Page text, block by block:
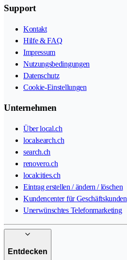
Support
Kontakt
Hilfe & FAQ
Impressum
Nutzungsbedingungen
Datenschutz
Cookie-Einstellungen
Unternehmen
Über local.ch
localsearch.ch
search.ch
renovero.ch
localcities.ch
Eintrag erstellen / ändern / löschen
Kundencenter für Geschäftskunden
Unerwünschtes Telefonmarketing
Entdecken